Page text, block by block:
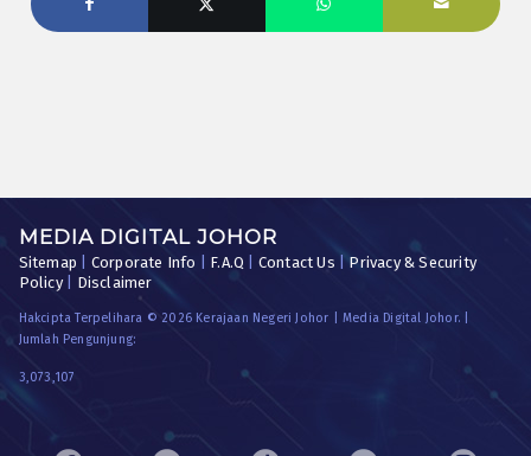
MEDIA DIGITAL JOHOR
Sitemap Corporate Info F.A.Q Contact Us |Privacy & Security
Policy| Disclaimer
Hakcipta Terpelihara © 2026 Kerajaan Negeri Johor | Media Digital Johor. |
Jumlah Pengunjung:
3,073,107